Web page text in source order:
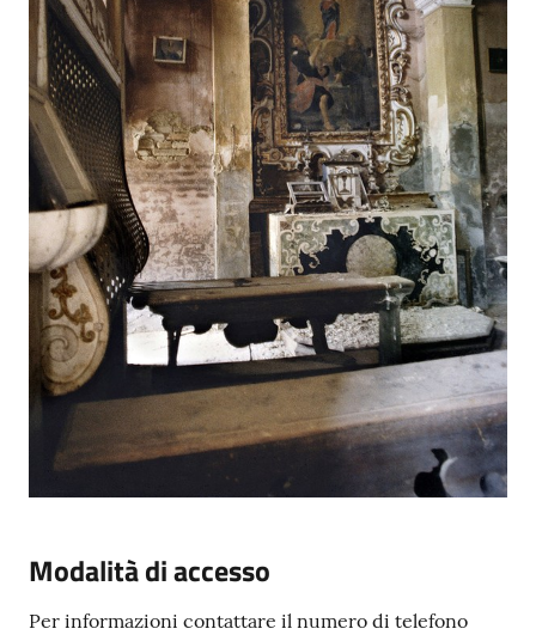
Modalità di accesso
Per informazioni contattare il numero di telefono